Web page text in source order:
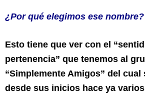
¿Por qué elegimos ese nombre?
Esto tiene que ver con el
pertenencia” que tenemos al
“Simplemente Amigos” del cual
desde sus inicios hace ya